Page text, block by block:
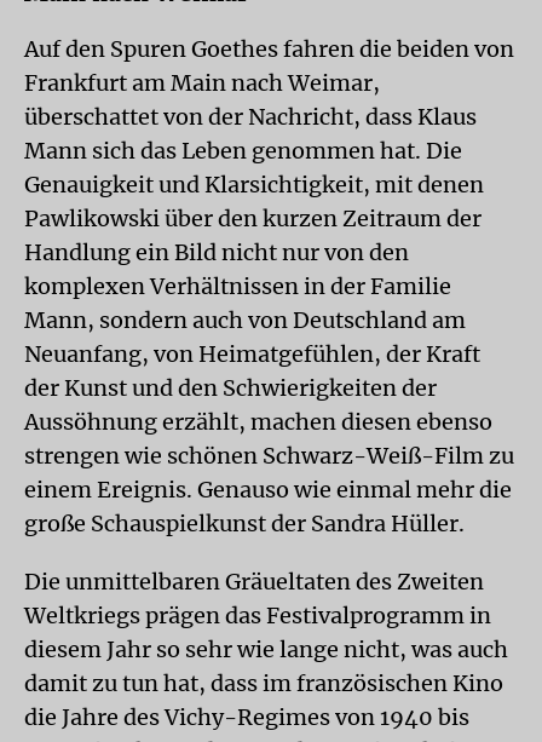
Auf den Spuren Goethes fahren die beiden von
Frankfurt am Main nach Weimar,
überschattet von der Nachricht, dass Klaus
Mann sich das Leben genommen hat. Die
Genauigkeit und Klarsichtigkeit, mit denen
Pawlikowski über den kurzen Zeitraum der
Handlung ein Bild nicht nur von den
komplexen Verhältnissen in der Familie
Mann, sondern auch von Deutschland am
Neuanfang, von Heimatgefühlen, der Kraft
der Kunst und den Schwierigkeiten der
Aussöhnung erzählt, machen diesen ebenso
strengen wie schönen Schwarz-Weiß-Film zu
einem Ereignis. Genauso wie einmal mehr die
große Schauspielkunst der Sandra Hüller.
Die unmittelbaren Gräueltaten des Zweiten
Weltkriegs prägen das Festivalprogramm in
diesem Jahr so sehr wie lange nicht, was auch
damit zu tun hat, dass im französischen Kino
die Jahre des Vichy-Regimes von 1940 bis